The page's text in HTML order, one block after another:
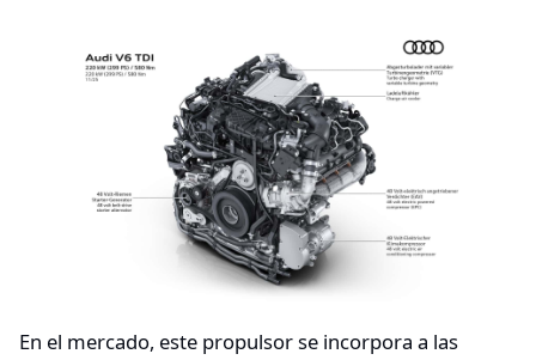
En el mercado, este propulsor se incorpora a las